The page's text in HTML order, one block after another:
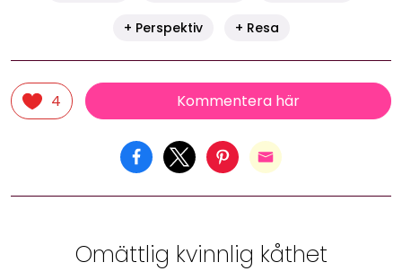
+ Perspektiv + Resa
4 Kommentera här
Omättlig kvinnlig kåthet